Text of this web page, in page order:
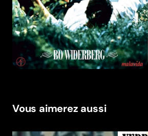
Vous aimerez aussi